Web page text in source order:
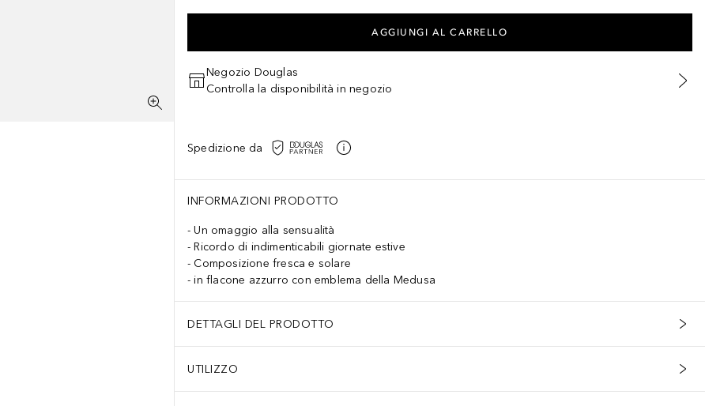
AGGIUNGI AL CARRELLO
Negozio Douglas
Controlla la disponibilità in negozio
Spedizione da
INFORMAZIONI PRODOTTO
Un omaggio alla sensualità
Ricordo di indimenticabili giornate estive
Composizione fresca e solare
in flacone azzurro con emblema della Medusa
DETTAGLI DEL PRODOTTO
UTILIZZO